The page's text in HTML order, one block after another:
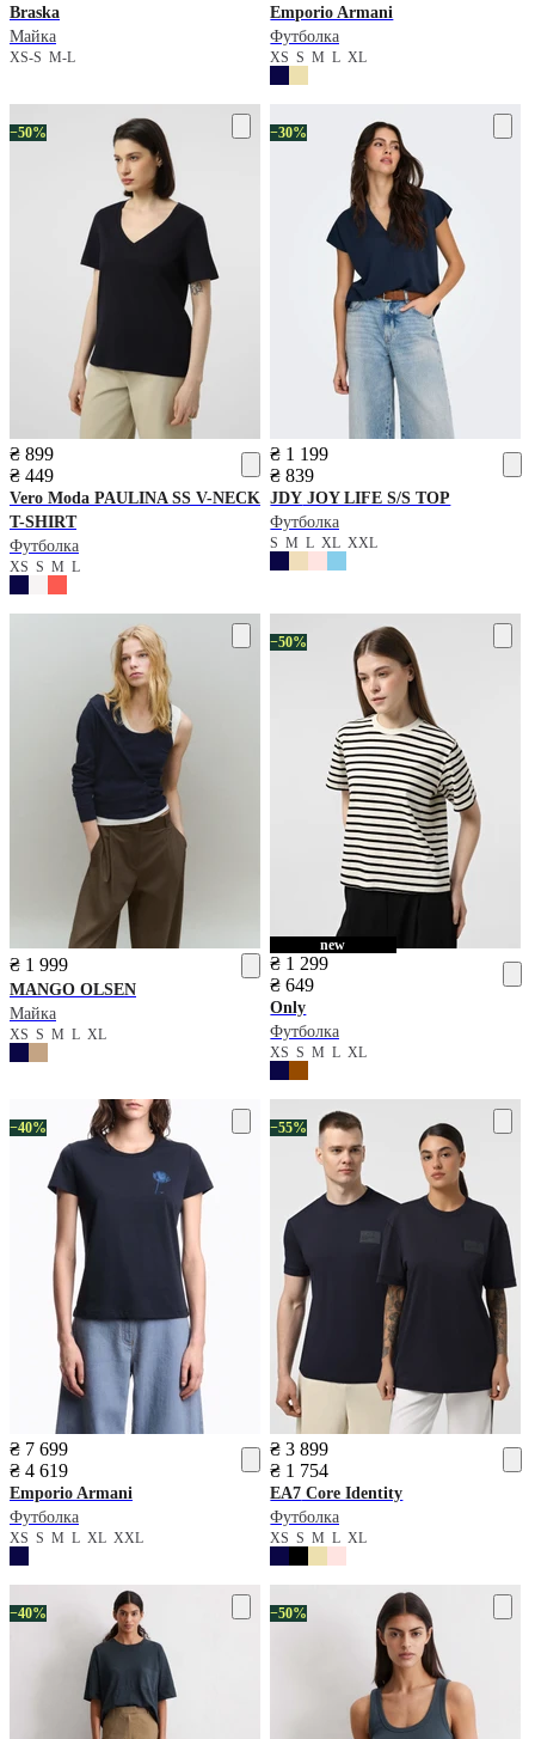
Braska
Майка
XS-S M-L
Emporio Armani
Футболка
XSSMLXL
−50%
₴ 899
₴ 449
Vero Moda PAULINA SS V-NECK
T-SHIRT
Футболка
XS S M L
−30%
₴ 1 199
₴ 839
JDY JOY LIFE S/S TOP
Футболка
SMLXLXXL
₴ 1 999
MANGO OLSEN
Майка
XS S M L XL
−50%
new
₴ 1 299
₴ 649
Only
Футболка
XSSMLXL
−40%
₴ 7 699
₴ 4 619
Emporio Armani
Футболка
XS S M L XL XXL
−55%
₴ 3 899
₴ 1 754
EA7 Core Identity
Футболка
XSSMLXL
−40% −50%